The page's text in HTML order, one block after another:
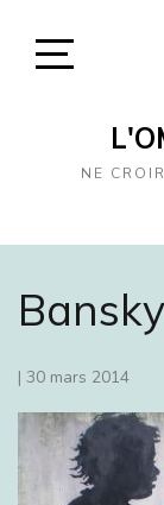
Sidebar
NE
| 30 mars 2014